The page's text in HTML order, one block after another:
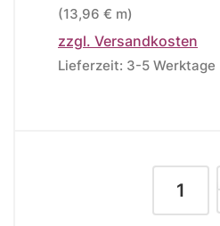
(13,96 € m)
zzgl. Versandkosten
Lieferzeit: 3-5 Werktage